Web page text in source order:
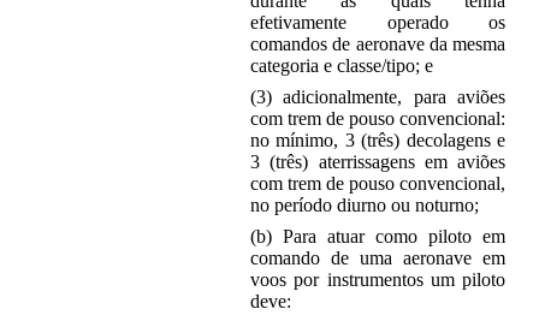
efetivamente operado os
comandos de aeronave da mesma
categoria e classe/tipo; e
(3) adicionalmente, para aviões
com trem de pouso convencional:
no mínimo, 3 (três) decolagens e
3 (três) aterrissagens em aviões
com trem de pouso convencional,
no período diurno ou noturno;
(b) Para atuar como piloto em
comando de uma aeronave em
voos por instrumentos um piloto
deve: